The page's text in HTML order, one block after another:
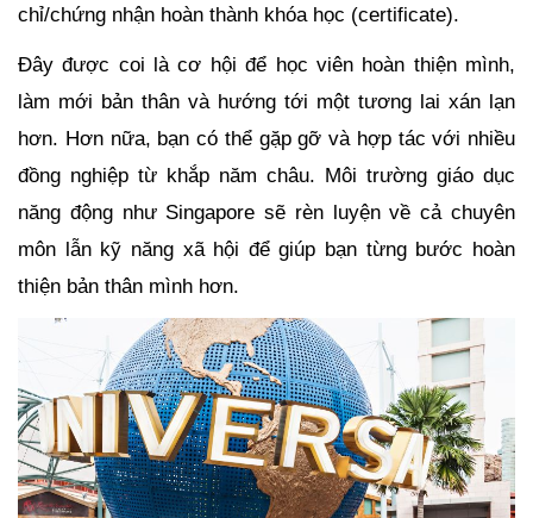
chỉ/chứng nhận hoàn thành khóa học (certificate).
Đây được coi là cơ hội để học viên hoàn thiện mình,
làm mới bản thân và hướng tới một tương lai xán lạn
hơn. Hơn nữa, bạn có thể gặp gỡ và hợp tác với nhiều
đồng nghiệp từ khắp năm châu. Môi trường giáo dục
năng động như Singapore sẽ rèn luyện về cả chuyên
môn lẫn kỹ năng xã hội để giúp bạn từng bước hoàn
thiện bản thân mình hơn.